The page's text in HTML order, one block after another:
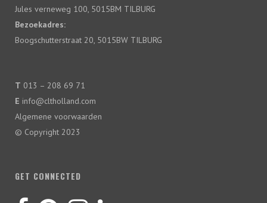
Jules verneweg 100, 5015BM TILBURG
Bezoekadres:
Boogschutterstraat 20, 5015BW TILBURG
T 013 – 208 69 71
E info@cltholland.com
Algemene voorwaarden
© Copyright 2023
GET CONNECTED